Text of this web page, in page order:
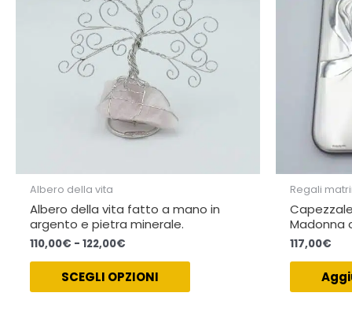
Albero della vita
Albero della vita fatto a mano in
argento e pietra minerale.
110,00€ - 122,00€
SCEGLI OPZIONI
opzioni
possono
essere
scelte
nella
Regali
Madonna
117,00€